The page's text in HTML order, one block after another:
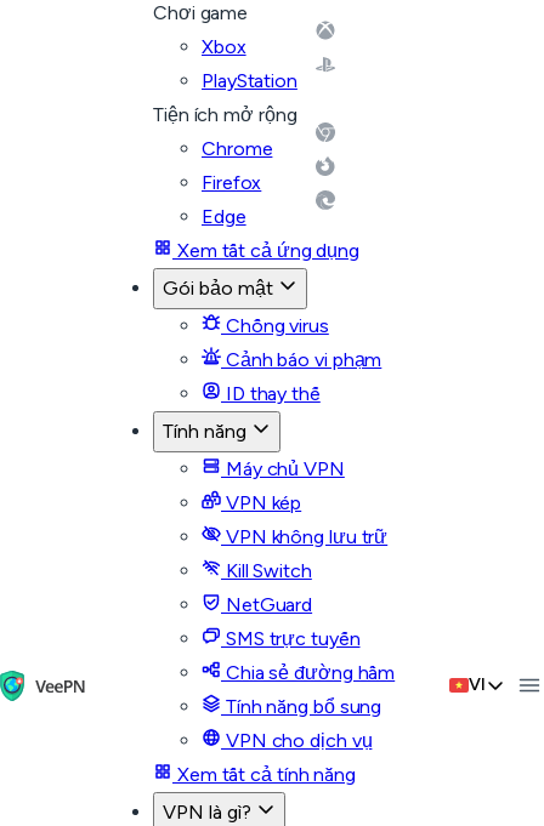
Chơi game
Xbox
PlayStation
Tiện ích mở rộng
Chrome
Firefox
Edge
Xem tất cả ứng dụng
Gói bảo mật
Chống virus
Cảnh báo vi phạm
ID thay thế
Tính năng
Máy chủ VPN
VPN kép
VPN không lưu trữ
Kill Switch
NetGuard
SMS trực tuyến
Chia sẻ đường hầm
Tính năng bổ sung
VPN cho dịch vụ
Xem tất cả tính năng
VPN là gì?
VI